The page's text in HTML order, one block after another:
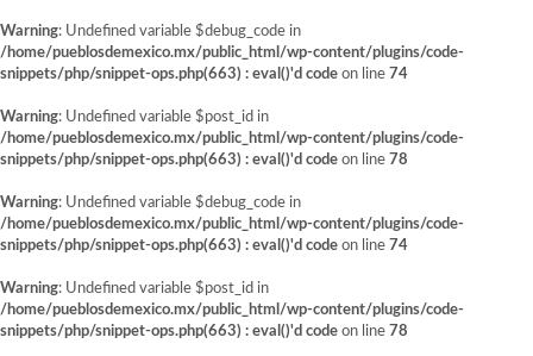
Warning: Undefined variable $debug_code in
/home/pueblosdemexico.mx/public_html/wp-content/plugins/code-
snippets/php/snippet-ops.php(663) : eval()'d code on line 74
Warning: Undefined variable $post_id in
/home/pueblosdemexico.mx/public_html/wp-content/plugins/code-
snippets/php/snippet-ops.php(663) : eval()'d code on line 78
Warning: Undefined variable $debug_code in
/home/pueblosdemexico.mx/public_html/wp-content/plugins/code-
snippets/php/snippet-ops.php(663) : eval()'d code on line 74
Warning: Undefined variable $post_id in
/home/pueblosdemexico.mx/public_html/wp-content/plugins/code-
snippets/php/snippet-ops.php(663) : eval()'d code on line 78